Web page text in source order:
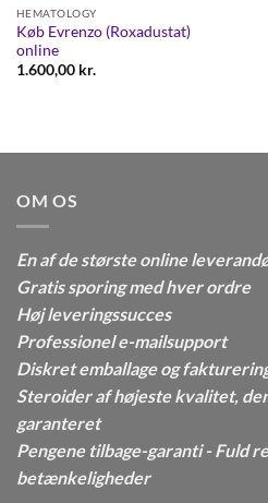
HEMATOLOGY
Køb Evrenzo (Roxadustat)
online
1.600,00 kr.
OM OS
En af de største online
Gratis sporing med hver ordre
Høj leveringssucces
Professionel e-mailsupport
Diskret emballage og
Steroider af højeste kvalitet,
garanteret
Pengene tilbage-garanti - Fuld
betænkeligheder